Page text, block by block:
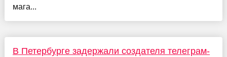
мага...
В Петербурге задержали создателя телеграм-